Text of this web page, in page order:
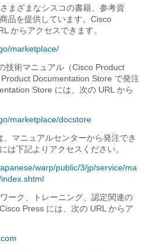
まざまなシスコの書籍、参考資
品を提供しています。Cisco
からアクセスできます。
marketplace/
技術マニュアル（Cisco Product
Documentation Store で発注
Store には、次の URL から
marketplace/docstore
マニュアルセンターから発注でき
は下記よりアクセスください。
warp/public/3/jp/service/ma
ーク、トレーニング、認定関連の
Press には、次の URL からア